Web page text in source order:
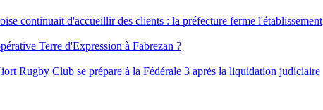
continuait d'accueillir des clients : la préfecture ferme l'établissement
Terre d'Expression à Fabrezan ?
Rugby Club se prépare à la Fédérale 3 après la liquidation judiciaire